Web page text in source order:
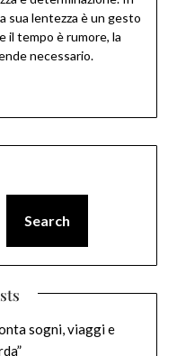
sua lentezza è un gesto
il tempo è rumore, la
necessario.
Search
sogni, viaggi e